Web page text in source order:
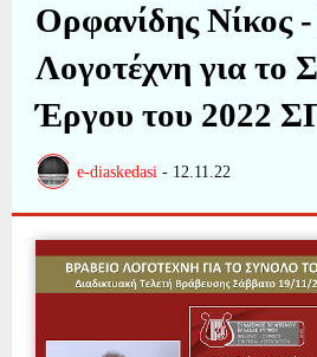
Ορφανίδης Νίκος
Λογοτέχνη για το
Έργου του 2022
e-diaskedasi - 12.11.22